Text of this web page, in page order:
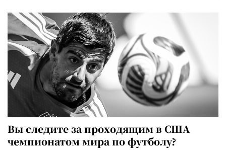
Вы следите за проходящим в США
чемпионатом мира по футболу?